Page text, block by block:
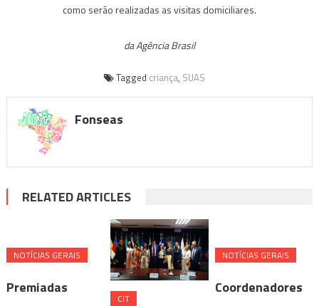
como serão realizadas as visitas domiciliares.
da Agência Brasil
Tagged criança, SUAS
Fonseas
RELATED ARTICLES
NOTÍ­CIAS GERAIS
Premiadas
CIT
NOTÍ­CIAS GERAIS
Coordenadores